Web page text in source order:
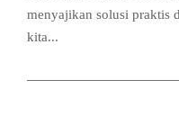
menyajikan solusi praktis
kita...